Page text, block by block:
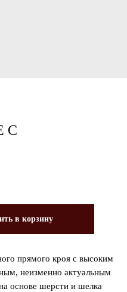
С
в корзину
прямого кроя с высоким
неизменно актуальным
основе шерсти и шелка